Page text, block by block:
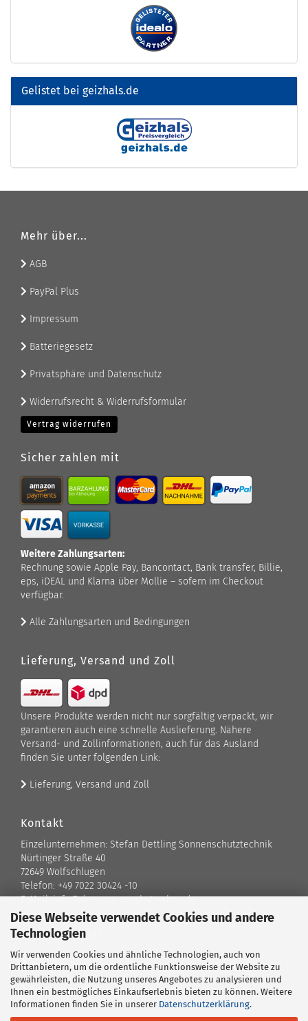
Diese Webseite verwendet Cookies und andere
Technologien
Wir verwenden Cookies und ähnliche Technologien, auch von
Drittanbietern, um die ordentliche Funktionsweise der Website zu
gewährleisten, die Nutzung unseres Angebotes zu analysieren und
Ihnen ein bestmögliches Einkaufserlebnis bieten zu können. Weitere
Informationen finden Sie in unserer Datenschutzerklärung.
Gelistet bei geizhals.de
Mehr über...
AGB
PayPal Plus
Impressum
Batteriegesetz
Privatsphäre und Datenschutz
Widerrufsrecht & Widerrufsformular
Vertrag widerrufen
Sicher zahlen mit
Weitere Zahlungsarten:
Rechnung sowie Apple Pay, Bancontact, Bank transfer, Billie,
eps, iDEAL und Klarna über Mollie – sofern im Checkout
verfügbar.
Alle Zahlungsarten und Bedingungen
Lieferung, Versand und Zoll
Unsere Produkte werden nicht nur sorgfältig verpackt, wir
garantieren auch eine schnelle Auslieferung. Nähere
Versand- und Zollinformationen, auch für das Ausland
finden Sie unter folgenden Link:
Lieferung, Versand und Zoll
Kontakt
Einzelunternehmen: Stefan Dettling Sonnenschutztechnik
Nürtinger Straße 40
72649 Wolfschlugen
Telefon: +49 7022 30424 -10
E-Mail: info@der-sonnenschutz-shop.de
Kontaktformular
Standort
Ansprechpartner